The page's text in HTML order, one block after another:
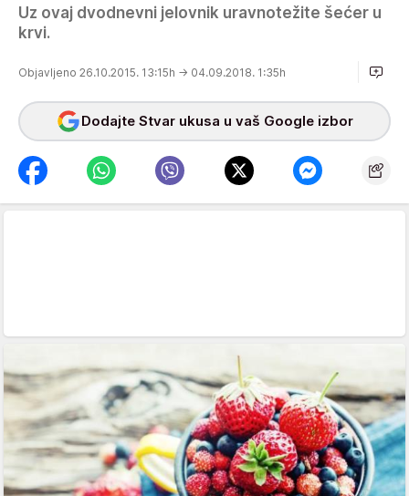
Uz ovaj dvodnevni jelovnik uravnotežite šećer u
krvi.
Objavljeno 26.10.2015. 13:15h → 04.09.2018. 1:35h
Dodajte Stvar ukusa u vaš Google izbor